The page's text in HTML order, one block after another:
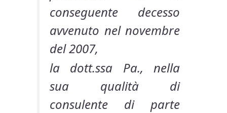
conseguente decesso
avvenuto nel novembre
del 2007,
la dott.ssa Pa., nella
sua qualità di
consulente di parte